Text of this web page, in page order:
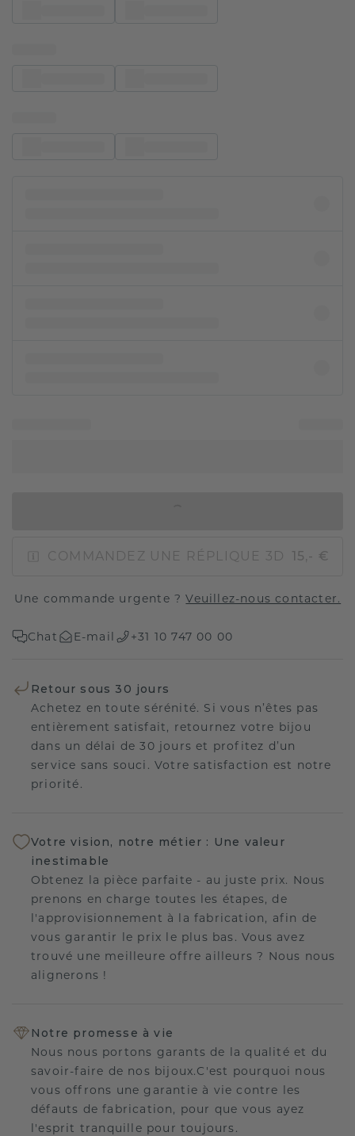
COMMANDEZ UNE RÉPLIQUE 3D 15,- €
Une commande urgente ?Veuillez-nous contacter.
Chat E-mail +31 10 747 00 00
Retour sous 30 jours
Achetez en toute sérénité. Si vous n’êtes pas
entièrement satisfait, retournez votre bijou
dans un délai de 30 jours et profitez d’un
service sans souci. Votre satisfaction est notre
priorité.
Votre vision, notre métier : Une valeur
inestimable
Obtenez la pièce parfaite - au juste prix. Nous
prenons en charge toutes les étapes, de
l'approvisionnement à la fabrication, afin de
vous garantir le prix le plus bas. Vous avez
trouvé une meilleure offre ailleurs ? Nous nous
alignerons !
Notre promesse à vie
Nous nous portons garants de la qualité et du
savoir-faire de nos bijoux.C'est pourquoi nous
vous offrons une garantie à vie contre les
défauts de fabrication, pour que vous ayez
l'esprit tranquille pour toujours.